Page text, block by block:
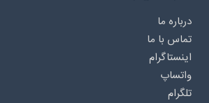
درباره‌ ما
تماس با ما
اینستاگرام
واتساپ
تلگرام